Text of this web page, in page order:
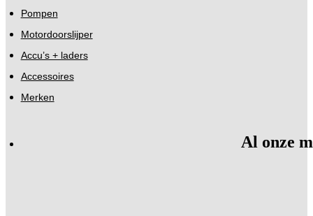
Pompen
Motordoorslijper
Accu’s + laders
Accessoires
Merken
Al onze